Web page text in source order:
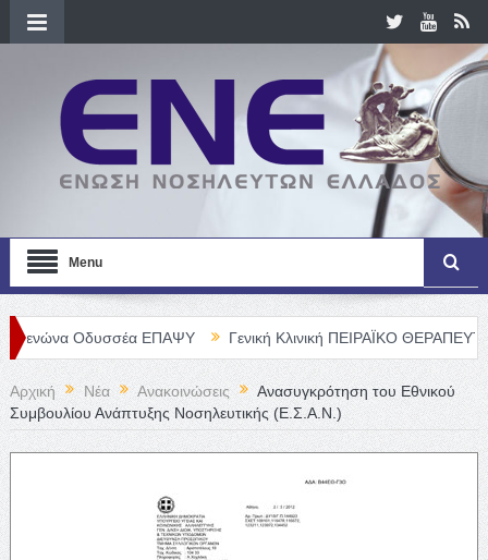
Menu
ΕΠΑΨΥ Γενική Κλινική ΠΕΙΡΑΪΚΟ ΘΕΡΑΠΕΥΤΗΡΙΟ Α. Ε. –
Αρχική Νέα Ανακοινώσεις
Ανασυγκρότηση του Εθνικού
Συμβουλίου Ανάπτυξης Νοσηλευτικής (Ε.Σ.Α.Ν.)